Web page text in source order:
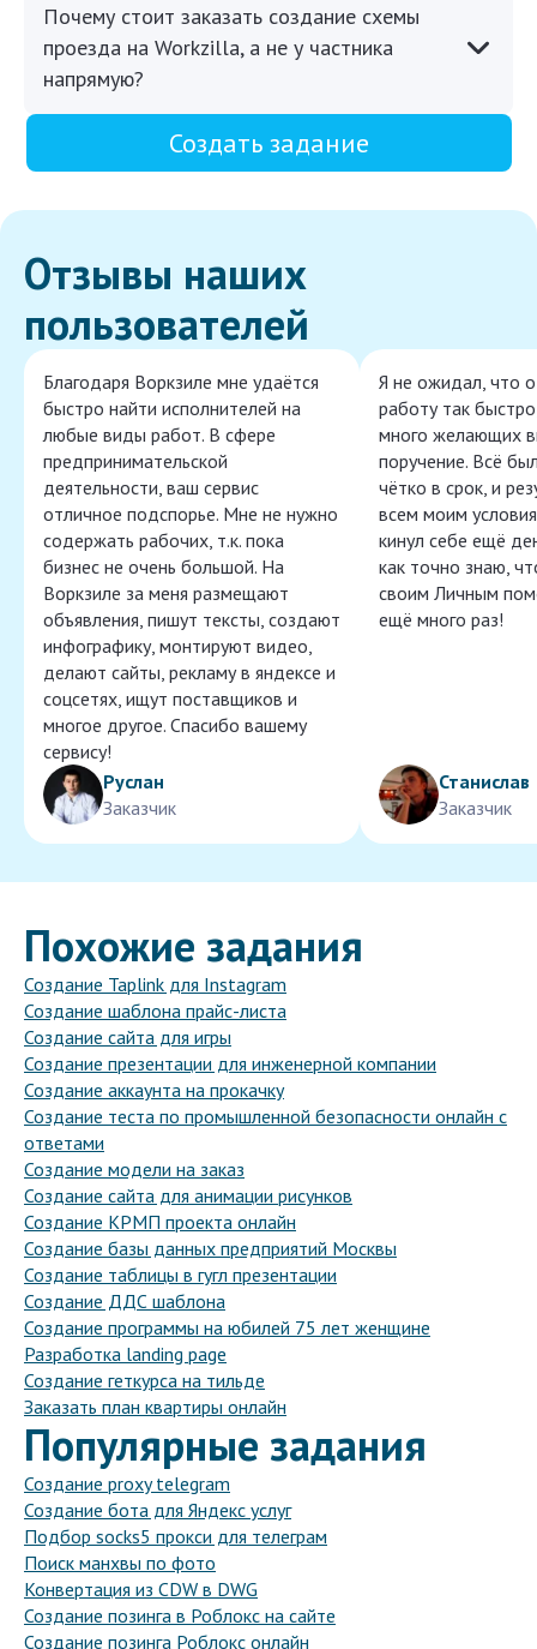
Почему стоит заказать создание схемы
проезда на Workzilla, а не у частника
напрямую?
Создать задание
Отзывы наших
пользователей
Благодаря Воркзиле мне удаётся
быстро найти исполнителей на
любые виды работ. В сфере
предпринимательской
деятельности, ваш сервис
отличное подспорье. Мне не нужно
содержать рабочих, т.к. пока
бизнес не очень большой. На
Воркзиле за меня размещают
объявления, пишут тексты, создают
инфографику, монтируют видео,
делают сайты, рекламу в яндексе и
соцсетях, ищут поставщиков и
многое другое. Спасибо вашему
сервису!
Руслан
Заказчик
Я не ожидал, что
работу так
много желающих
поручение. Всё
чётко в срок, и
всем моим
кинул себе ещё
как точно знаю,
своим Личным
ещё много раз!
Станислав
Заказчик
Похожие задания
Создание Taplink для Instagram
Создание шаблона прайс-листа
Создание сайта для игры
Создание презентации для инженерной компании
Создание аккаунта на прокачку
Создание теста по промышленной безопасности онлайн с
ответами
Создание модели на заказ
Создание сайта для анимации рисунков
Создание КРМП проекта онлайн
Создание базы данных предприятий Москвы
Создание таблицы в гугл презентации
Создание ДДС шаблона
Создание программы на юбилей 75 лет женщине
Разработка landing page
Создание геткурса на тильде
Заказать план квартиры онлайн
Популярные задания
Создание proxy telegram
Создание бота для Яндекс услуг
Подбор socks5 прокси для телеграм
Поиск манхвы по фото
Конвертация из CDW в DWG
Создание позинга в Роблокс на сайте
Создание позинга Роблокс онлайн